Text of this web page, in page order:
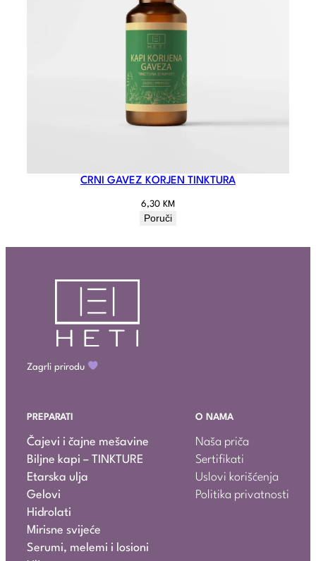
CRNI GAVEZ KORJEN TINKTURA
6,30 KM
Poruči
Zagrli prirodu
PREPARATI
Čajevi i čajne mešavine
Biljne kapi – TINKTURE
Etarska ulja
Gelovi
Hidrolati
Mirisne svijeće
Serumi, melemi i losioni
O NAMA
Naša priča
Sertifikati
Uslovi korišćenja
Politika privatnosti